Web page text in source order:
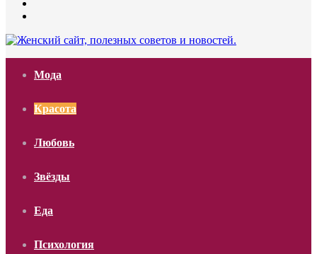
Мода
Красота
Любовь
Звёзды
Еда
Психология